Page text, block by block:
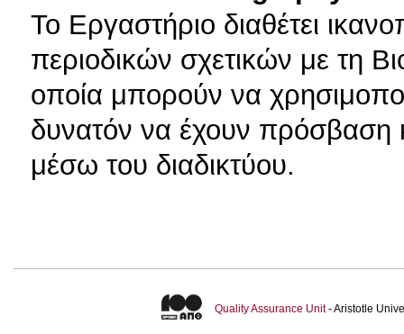
Το Εργαστήριο διαθέτει
περιοδικών σχετικών με τη
οποία μπορούν να
δυνατόν να έχουν πρόσβαση
μέσω του διαδικτύου.
Quality Assurance Unit- Aristotle